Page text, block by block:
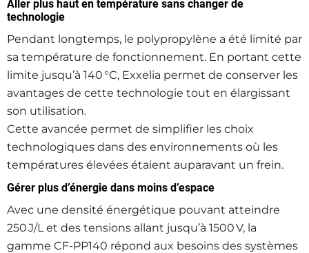
Aller plus haut en température sans changer de
technologie
Pendant longtemps, le polypropylène a été limité par
sa température de fonctionnement. En portant cette
limite jusqu’à 140 °C, Exxelia permet de conserver les
avantages de cette technologie tout en élargissant
son utilisation.
Cette avancée permet de simplifier les choix
technologiques dans des environnements où les
températures élevées étaient auparavant un frein.
Gérer plus d’énergie dans moins d’espace
Avec une densité énergétique pouvant atteindre
250 J/L et des tensions allant jusqu’à 1500 V, la
gamme CF‑PP140 répond aux besoins des systèmes